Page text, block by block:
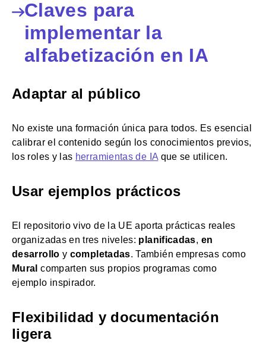
Claves para
implementar la
alfabetización en IA
Adaptar al público
No existe una formación única para todos. Es esencial
calibrar el contenido según los conocimientos previos,
los roles y las herramientas de IA que se utilicen.
Usar ejemplos prácticos
El repositorio vivo de la UE aporta prácticas reales
organizadas en tres niveles: planificadas, en
desarrollo y completadas. También empresas como
Mural comparten sus propios programas como
ejemplo inspirador.
Flexibilidad y documentación
ligera